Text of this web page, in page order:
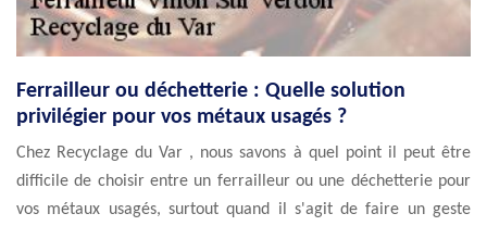
Ferrailleur ou déchetterie : Quelle solution
privilégier pour vos métaux usagés ?
Chez Recyclage du Var , nous savons à quel point il peut être
difficile de choisir entre un ferrailleur ou une déchetterie pour
vos métaux usagés, surtout quand il s'agit de faire un geste